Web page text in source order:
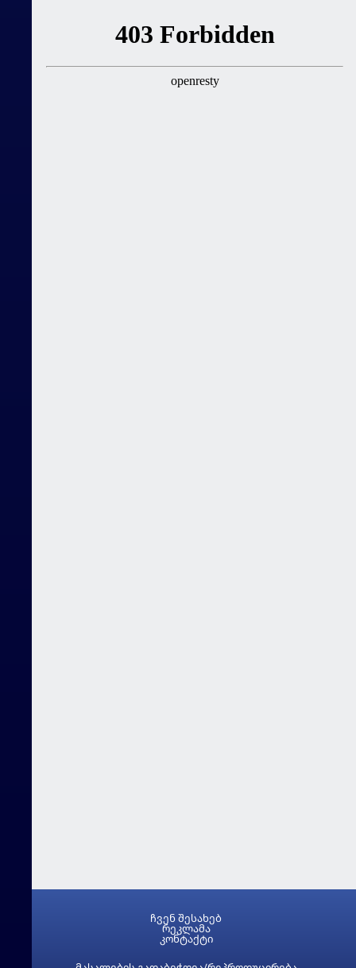
ჩვენ შესახებ
რეკლამა
კონტაქტი